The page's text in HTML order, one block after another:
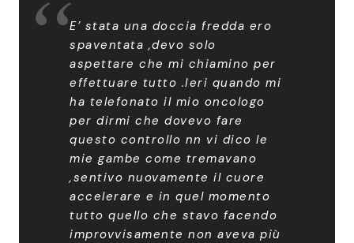
E’ stata una doccia fredda ero
spaventata ,devo solo
aspettare che mi chiamino per
effettuare tutto .Ieri quando mi
ha telefonato il mio oncologo
per dirmi che dovevo fare
questo controllo nn vi dico le
mie gambe come tremavano
,sentivo nuovamente il cuore
accelerare e in quel momento
tutto quello che stavo facendo
improvvisamente non aveva più